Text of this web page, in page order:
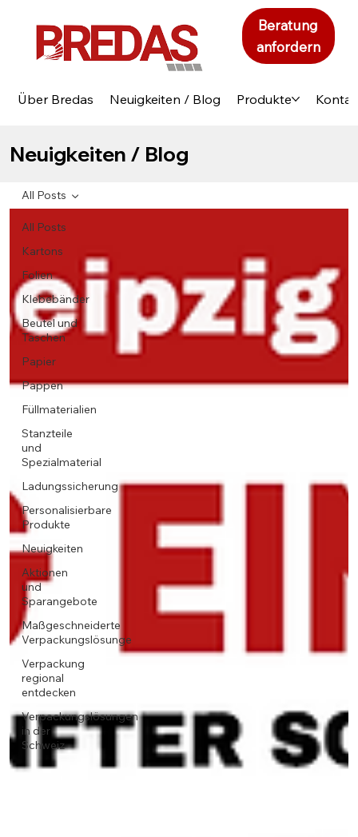
Über Bredas Neuigkeiten / Blog Produkte
Beratung
anfordern
Neuigkeiten / Blog
All Posts
Kartons
Folien
Klebebänder
Beutel und
Taschen
Papier
Pappen
Füllmaterialien
Stanzteile
und
Spezialmaterial
Ladungssicherung
Personalisierbare
Produkte
Neuigkeiten
Aktionen
und
Sparangebote
Maßgeschneiderte
Verpackungslösunge
Verpackung
regional
entdecken
Verpackungslösungen
in der
Schweiz
All Posts